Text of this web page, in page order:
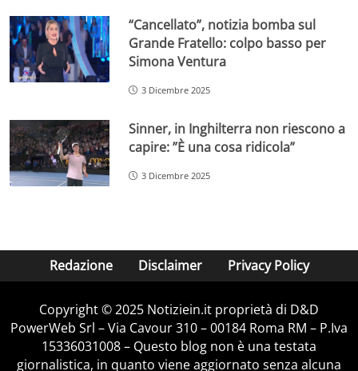
“Cancellato”, notizia bomba sul
Grande Fratello: colpo basso per
Simona Ventura
3 Dicembre 2025
Sinner, in Inghilterra non riescono a
capire: ”È una cosa ridicola”
3 Dicembre 2025
Redazione Disclaimer Privacy Policy
Copyright © 2025 Notiziein.it proprietà di D&D
PowerWeb Srl – Via Cavour 310 – 00184 Roma RM – P.Iva
15336031008 – Questo blog non è una testata
giornalistica, in quanto viene aggiornato senza alcuna